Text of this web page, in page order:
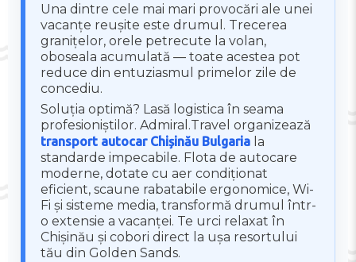
Una dintre cele mai mari provocări ale unei
vacanțe reușite este drumul. Trecerea
granițelor, orele petrecute la volan,
oboseala acumulată — toate acestea pot
reduce din entuziasmul primelor zile de
concediu.
Soluția optimă? Lasă logistica în seama
profesioniștilor. Admiral.Travel organizează
transport autocar Chișinău Bulgaria la
standarde impecabile. Flota de autocare
moderne, dotate cu aer condiționat
eficient, scaune rabatabile ergonomice, Wi-
Fi și sisteme media, transformă drumul într-
o extensie a vacanței. Te urci relaxat în
Chișinău și cobori direct la ușa resortului
tău din Golden Sands.